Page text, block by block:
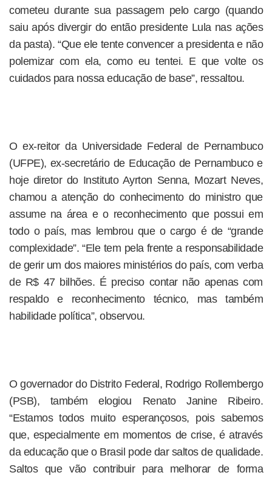
cometeu durante sua passagem pelo cargo (quando
saiu após divergir do então presidente Lula nas ações
da pasta). “Que ele tente convencer a presidenta e não
polemizar com ela, como eu tentei. E que volte os
cuidados para nossa educação de base”, ressaltou.
O ex-reitor da Universidade Federal de Pernambuco
(UFPE), ex-secretário de Educação de Pernambuco e
hoje diretor do Instituto Ayrton Senna, Mozart Neves,
chamou a atenção do conhecimento do ministro que
assume na área e o reconhecimento que possui em
todo o país, mas lembrou que o cargo é de “grande
complexidade”. “Ele tem pela frente a responsabilidade
de gerir um dos maiores ministérios do país, com verba
de R$ 47 bilhões. É preciso contar não apenas com
respaldo e reconhecimento técnico, mas também
habilidade política”, observou.
O governador do Distrito Federal, Rodrigo Rollembergo
(PSB), também elogiou Renato Janine Ribeiro.
“Estamos todos muito esperançosos, pois sabemos
que, especialmente em momentos de crise, é através
da educação que o Brasil pode dar saltos de qualidade.
Saltos que vão contribuir para melhorar de forma